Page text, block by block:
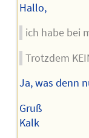
Hallo,
ich habe bei
Trotzdem
Ja, was denn
Gruß
Kalk